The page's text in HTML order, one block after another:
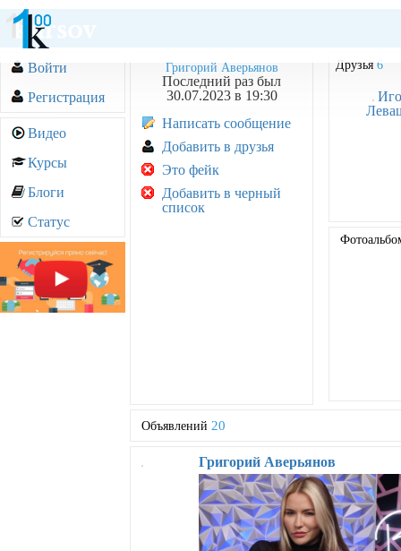
Войти
Регистрация
Видео
Курсы
Блоги
Статус
Григорий Аверьянов
Последний раз был
30.07.2023 в 19:30
Написать сообщение
Добавить в друзья
Это фейк
Добавить в черный
список
Друзья 6
Объявлений 20
Григорий Аверьянов